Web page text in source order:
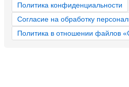
Политика конфиденциальности
Согласие на обработку
Политика в отношении файлов